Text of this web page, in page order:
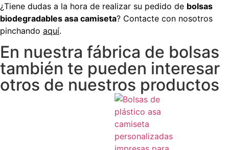
¿Tiene dudas a la hora de realizar su pedido de bolsas
biodegradables asa camiseta? Contacte con nosotros
pinchando aquí.
En nuestra fábrica de bolsas
también te pueden interesar
otros de nuestros productos